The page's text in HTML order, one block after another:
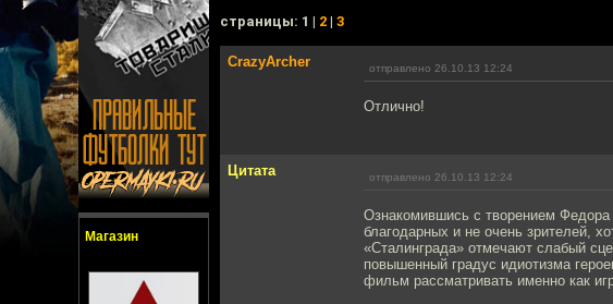
Магазин
cтраницы: 1 | 2 | 3
CrazyArcher отправлено 26.10.13 12:24
Отлично!
Цитата отправлено 26.10.13 12:24
Ознакомившись с творением
благодарных и не очень зрителей,
«Сталинграда» отмечают слабый
повышенный градус идиотизма
фильм рассматривать именно как